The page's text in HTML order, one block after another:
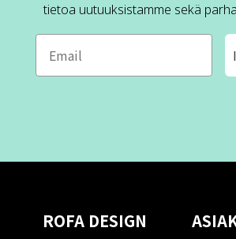
tietoa uutuuksistamme sekä
ROFA DESIGN